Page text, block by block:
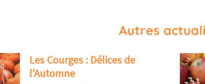
Autres
Les Courges : Délices de
l'Automne